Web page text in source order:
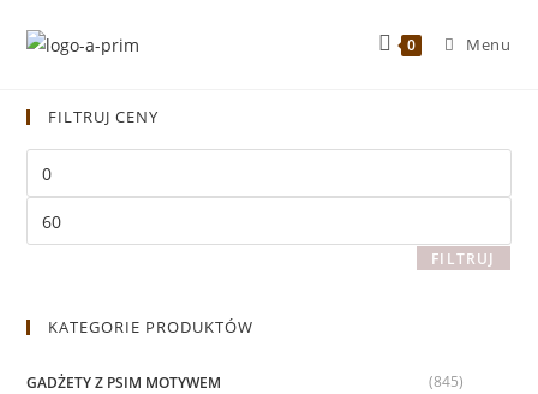
0 Menu
FILTRUJ CENY
FILTRUJ
KATEGORIE PRODUKTÓW
GADŻETY Z PSIM MOTYWEM (845)